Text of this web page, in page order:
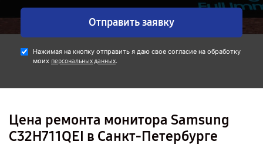
Отправить заявку
Нажимая на кнопку отправить я даю свое согласие на обработку
моих персональных данных.
Цена ремонта монитора Samsung
C32H711QEI в Санкт-Петербурге